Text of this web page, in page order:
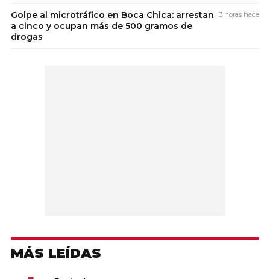
Golpe al microtráfico en Boca Chica: arrestan
a cinco y ocupan más de 500 gramos de
drogas
3 horas hace
MÁS LEÍDAS